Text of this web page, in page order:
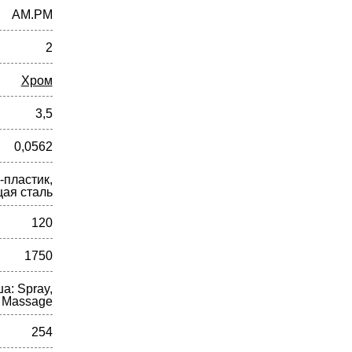
AM.PM
2
Хром
3,5
0,0562
сталь
120
1750
Spray,
254